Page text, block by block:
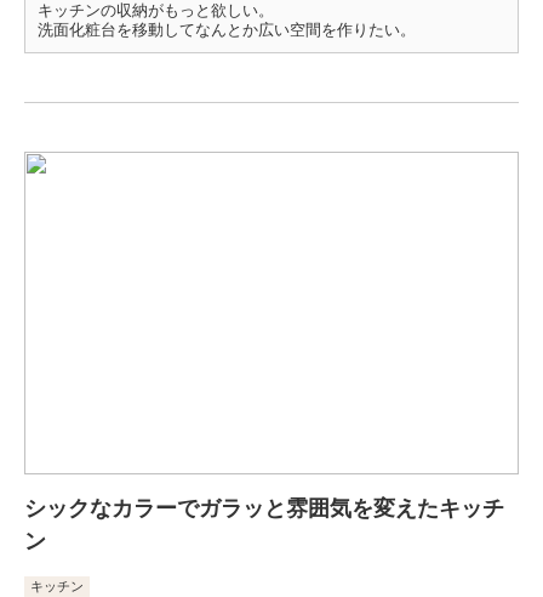
キッチンの収納がもっと欲しい。
洗面化粧台を移動してなんとか広い空間を作りたい。
シックなカラーでガラッと雰囲気を変えたキッチ
ン
キッチン